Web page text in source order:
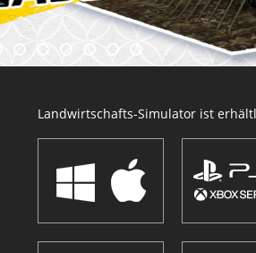
Landwirtschafts-Simulator ist